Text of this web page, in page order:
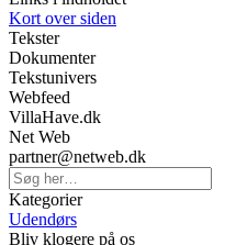
Kort over siden
Tekster
Dokumenter
Tekstunivers
Webfeed
VillaHave.dk
Net Web
partner@netweb.dk
Kategorier
Udendørs
Bliv klogere på os